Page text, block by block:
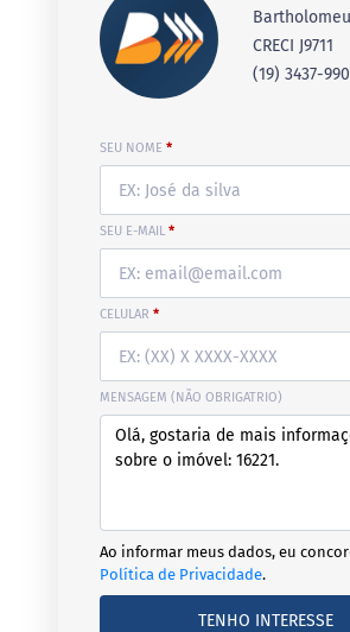
CRECI J9711
(19) 3437-
SEU NOME *
SEU E-MAIL *
CELULAR *
MENSAGEM (NÃO OBRIGATRIO)
Ao informar meus dados, eu
Política de Privacidade.
TENHO INTERESSE